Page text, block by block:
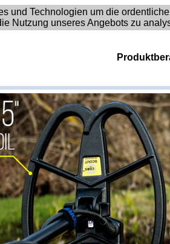
und Technologien um die
Nutzung unseres Angebots zu